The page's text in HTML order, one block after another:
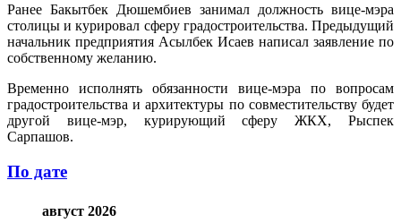
Ранее Бакытбек Дюшембиев занимал должность вице-мэра
столицы и курировал сферу градостроительства. Предыдущий
начальник предприятия Асылбек Исаев написал заявление по
собственному желанию.
Временно исполнять обязанности вице-мэра по вопросам
градостроительства и архитектуры по совместительству будет
другой вице-мэр, курирующий сферу ЖКХ, Рыспек
Сарпашов.
По дате
август 2026